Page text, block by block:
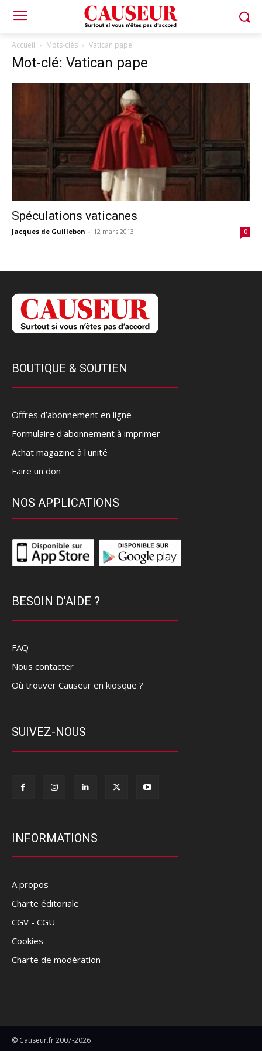
Accueil Mots-clés Vatican pape
Mot-clé: Vatican pape
Spéculations vaticanes
Jacques de Guillebon - 12 mars 2013 0
BOUTIQUE & SOUTIEN
Offres d’abonnement en ligne
Formulaire d'abonnement à imprimer
Achat magazine à l'unité
Faire un don
NOS APPLICATIONS
BESOIN D'AIDE ?
FAQ
Nous contacter
Où trouver Causeur en kiosque ?
SUIVEZ-NOUS
INFORMATIONS
A propos
Charte éditoriale
CGV - CGU
Cookies
Charte de modération
© Causeur.fr 2007-2026